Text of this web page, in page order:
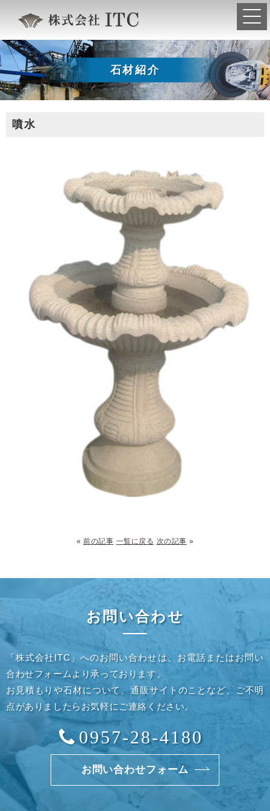
石材紹介
噴水
«前の記事 一覧に戻る 次の記事 »
お問い合わせ
「株式会社ITC」へのお問い合わせは、お電話またはお問い
合わせフォームより承っております。
お見積もりや石材について、通販サイトのことなど、ご不明
点がありましたらお気軽にご連絡ください。
0957-28-4180
お問い合わせフォーム